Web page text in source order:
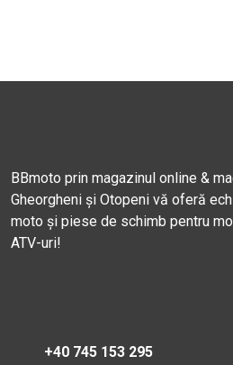
BBmoto prin magazinul online &
Gheorgheni și Otopeni vă oferă
moto și piese de schimb pentru
ATV-uri!
+40 745 153 295